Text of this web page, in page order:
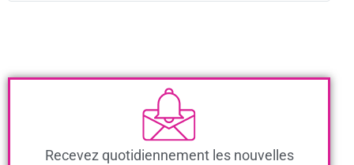
Recevez quotidiennement les nouvelles